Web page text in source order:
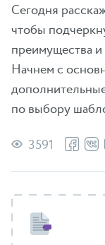
Сегодня
чтобы
преимущества
Начнем с
по выбору
3591